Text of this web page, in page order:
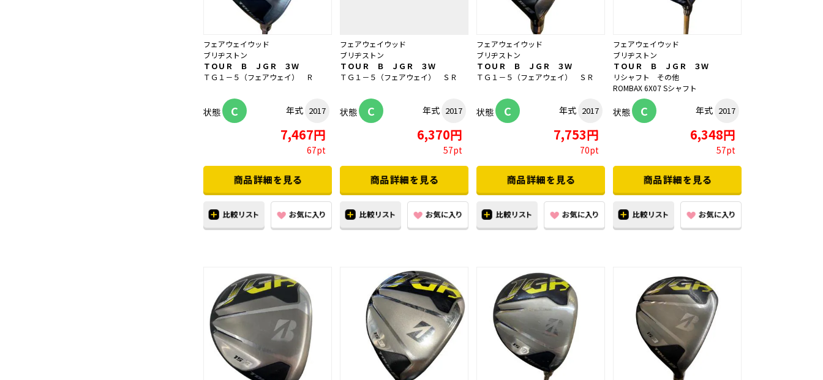
フェアウェイウッド
ブリヂストン
ＴＯＵＲ Ｂ ＪＧＲ ３Ｗ
ＴＧ１－５（フェアウェイ） Ｒ
状態 C 年式 2017
7,467円
67pt
フェアウェイウッド
ブリヂストン
ＴＯＵＲ Ｂ ＪＧＲ ３Ｗ
ＴＧ１－５（フェアウェイ） ＳＲ
状態 C 年式 2017
6,370円
57pt
フェアウェイウッド
ブリヂストン
ＴＯＵＲ Ｂ ＪＧＲ ３Ｗ
ＴＧ１－５（フェアウェイ） ＳＲ
状態 C 年式 2017
7,753円
70pt
フェアウェイウッド
ブリヂストン
ＴＯＵＲ Ｂ ＪＧＲ ３Ｗ
リシャフト その他
ROMBAX 6X07 Sシャフト
状態 C 年式 2017
6,348円
57pt